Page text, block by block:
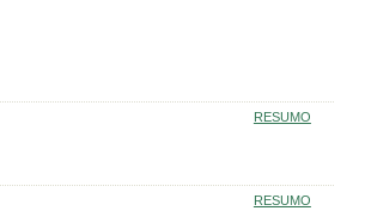
RESUMO
RESUMO